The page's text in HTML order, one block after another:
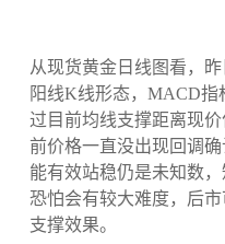
从现货黄金日线图看，
阳线K线形态，MACD
过目前均线支撑距离现
前价格一直没出现回调
能有效站稳仍是未知数
恐怕会有较大难度，后
支撑效果。